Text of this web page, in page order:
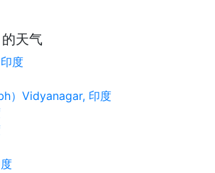
天气
度
）Vidyanagar, 印度